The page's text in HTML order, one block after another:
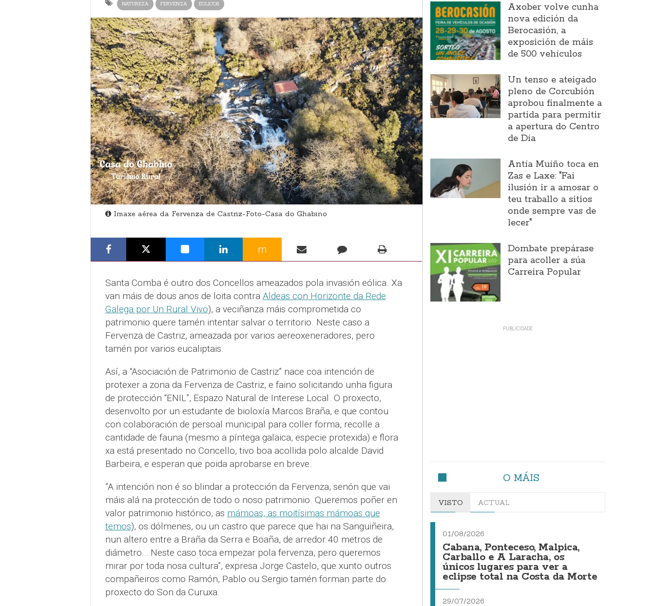
NATUREZA FERVENZA EOLICOS
Imaxe aérea da Fervenza de Castriz-Foto-Casa do Ghabino
m
Santa Comba é outro dos Concellos ameazados pola invasión eólica. Xa
van máis de dous anos de loita contra Aldeas con Horizonte da Rede
Galega por Un Rural Vivo), a veciñanza máis comprometida co
patrimonio quere tamén intentar salvar o territorio. Neste caso a
Fervenza de Castriz, ameazada por varios aereoxeneradores, pero
tamén por varios eucaliptais.
Así, a “Asociación de Patrimonio de Castriz” nace coa intención de
protexer a zona da Fervenza de Castriz, e faino solicitando unha figura
de protección “ENIL”, Espazo Natural de Interese Local. O proxecto,
desenvolto por un estudante de bioloxía Marcos Braña, e que contou
con colaboración de persoal municipal para coller forma, recolle a
cantidade de fauna (mesmo a píntega galaica, especie protexida) e flora
xa está presentado no Concello, tivo boa acollida polo alcalde David
Barbeira, e esperan que poida aprobarse en breve.
”A intención non é so blindar a protección da Fervenza, senón que vai
máis alá na protección de todo o noso patrimonio. Queremos poñer en
valor patrimonio histórico, as mámoas, as moitísimas mámoas que
temos), os dólmenes, ou un castro que parece que hai na Sanguiñeira,
nun altero entre a Braña da Serra e Boaña, de arredor 40 metros de
diámetro… Neste caso toca empezar pola fervenza, pero queremos
mirar por toda nosa cultura”, expresa Jorge Castelo, que xunto outros
compañeiros como Ramón, Pablo ou Sergio tamén forman parte do
proxecto do Son da Curuxa.
Axober volve cunha
nova edición da
Berocasión, a
exposición de máis
de 500 vehículos
Un tenso e ateigado
pleno de Corcubión
aprobou finalmente a
partida para permitir
a apertura do Centro
de Día
Antía Muíño toca en
Zas e Laxe: "Fai
ilusión ir a amosar o
teu traballo a sitios
onde sempre vas de
lecer"
Dombate prepárase
para acoller a súa
Carreira Popular
O MÁIS
VISTO ACTUAL
01/08/2026
Cabana, Ponteceso, Malpica,
Carballo e A Laracha, os
únicos lugares para ver a
eclipse total na Costa da Morte
29/07/2026